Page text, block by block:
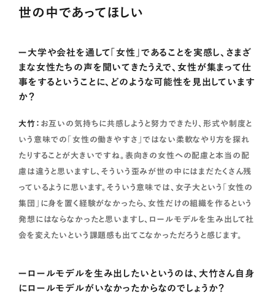
世の中であってほしい
ー大学や会社を通して「女性」であることを実感し、さまざ
まな女性たちの声を聞いてきたうえで、女性が集まって仕
事をするということに、どのような可能性を見出しています
か？
大竹： お互いの気持ちに共感しようと努力できたり、形式や制度と
いう意味での「女性の働きやすさ」ではない柔軟なやり方を探れ
たりすることが大きいですね。表向きの女性への配慮と本当の配
慮は違うと思いますし、そういう歪みが世の中にはまだたくさん残
っているように思います。そういう意味では、女子大という「女性の
集団」に身を置く経験がなかったら、女性だけの組織を作るという
発想にはならなかったと思いますし、ロールモデルを生み出して社
会を変えたいという課題感も出てこなかっただろうと感じます。
ーロールモデルを生み出したいというのは、大竹さん自身
にロールモデルがいなかったからなのでしょうか？